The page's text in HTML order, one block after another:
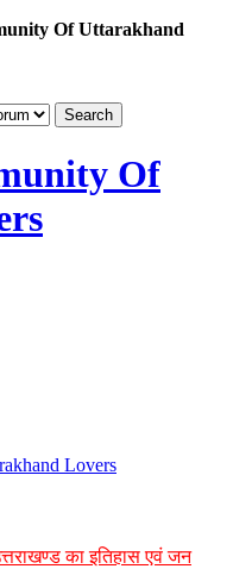
Of Uttarakhand
Of
Lovers
का इतिहास एवं जन